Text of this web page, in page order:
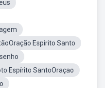
Espirito Santo
Espírito SantoOraçao